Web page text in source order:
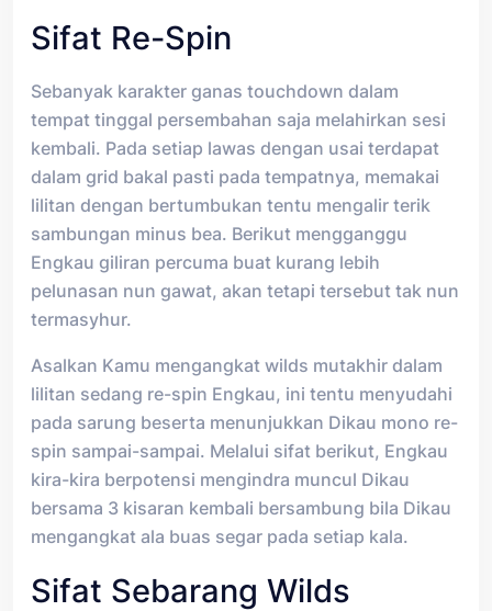
Sifat Re-Spin
Sebanyak karakter ganas touchdown dalam
tempat tinggal persembahan saja melahirkan sesi
kembali. Pada setiap lawas dengan usai terdapat
dalam grid bakal pasti pada tempatnya, memakai
lilitan dengan bertumbukan tentu mengalir terik
sambungan minus bea. Berikut mengganggu
Engkau giliran percuma buat kurang lebih
pelunasan nun gawat, akan tetapi tersebut tak nun
termasyhur.
Asalkan Kamu mengangkat wilds mutakhir dalam
lilitan sedang re-spin Engkau, ini tentu menyudahi
pada sarung beserta menunjukkan Dikau mono re-
spin sampai-sampai. Melalui sifat berikut, Engkau
kira-kira berpotensi mengindra muncul Dikau
bersama 3 kisaran kembali bersambung bila Dikau
mengangkat ala buas segar pada setiap kala.
Sifat Sebarang Wilds